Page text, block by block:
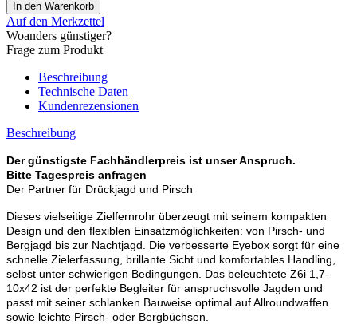
Auf den Merkzettel
Woanders günstiger?
Frage zum Produkt
Beschreibung
Technische Daten
Kundenrezensionen
Beschreibung
Der günstigste Fachhändlerpreis ist unser Anspruch.
Bitte Tagespreis anfragen
Der Partner für Drückjagd und Pirsch
Dieses vielseitige Zielfernrohr überzeugt mit seinem kompakten
Design und den flexiblen Einsatzmöglichkeiten: von Pirsch- und
Bergjagd bis zur Nachtjagd. Die verbesserte Eyebox sorgt für eine
schnelle Zielerfassung, brillante Sicht und komfortables Handling,
selbst unter schwierigen Bedingungen. Das beleuchtete Z6i 1,7-
10x42 ist der perfekte Begleiter für anspruchsvolle Jagden und
passt mit seiner schlanken Bauweise optimal auf Allroundwaffen
sowie leichte Pirsch- oder Bergbüchsen.